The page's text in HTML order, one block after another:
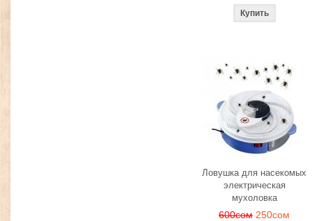
Ловушка для насекомых
электрическая
мухоловка
600сом 250сом